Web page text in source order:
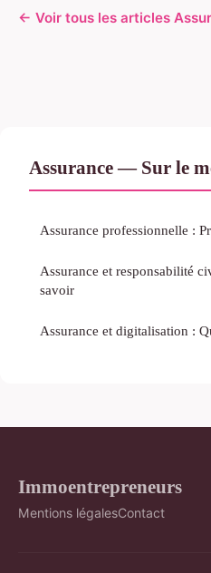
← Voir tous les articles
Assurance — Sur le
Assurance professionnelle :
Assurance et responsabilité
savoir
Assurance et digitalisation :
Immoentrepreneurs
Mentions légalesContact